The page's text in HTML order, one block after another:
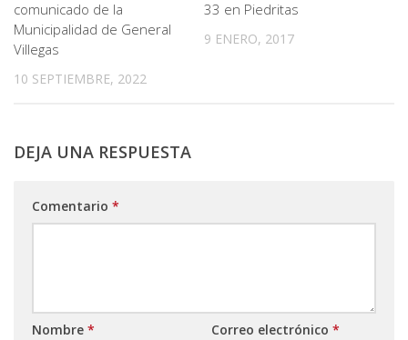
comunicado de la
Municipalidad de General
Villegas
10 SEPTIEMBRE, 2022
33 en Piedritas
9 ENERO, 2017
DEJA UNA RESPUESTA
Comentario *
Nombre * Correo electrónico *